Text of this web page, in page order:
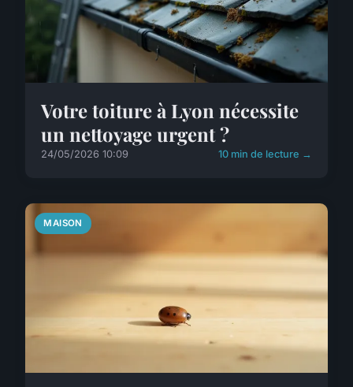
Votre toiture à Lyon nécessite
un nettoyage urgent ?
24/05/2026 10:09 10 min de lecture →
MAISON